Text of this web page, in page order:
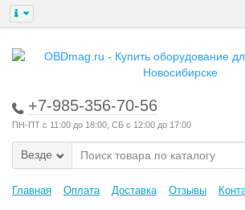
+7-985-356-70-56
ПН-ПТ с 11:00 до 18:00, СБ с 12:00 до 17:00
Везде
Главная Оплата Доставка Отзывы